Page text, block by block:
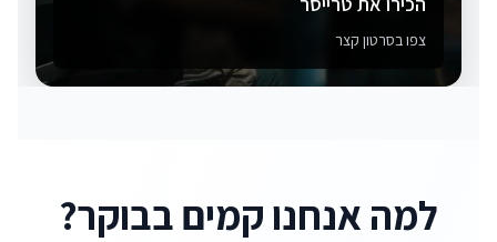
צפו בסרטון קצר
למה אנחנו קמים בבוקר?